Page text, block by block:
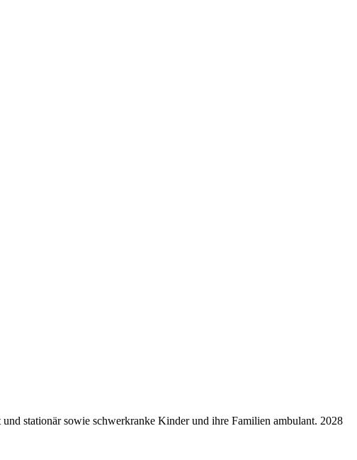
stationär sowie schwerkranke Kinder und ihre Familien ambulant. 2028